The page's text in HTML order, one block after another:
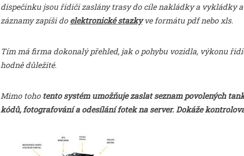
dispečinku jsou řidiči zaslány trasy do cíle nakládky a vykládky
záznamy zapíši doelektronické stazkyve formátu pdf nebo xls.
Tím má firma dokonalý přehled, jak o pohybu vozidla, výkonu
hodně důležité.
Mimo toho tento systém umožňuje zaslat seznam povolených
kódů, fotografování a odesílání fotek na server. Dokáže